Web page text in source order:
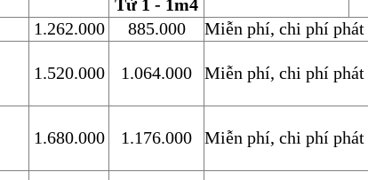
Từ 1 - 1m4
1.262.000 885.000
Miễn phí, chi phí
1.520.000 1.064.000 Miễn phí, chi phí
1.680.000 1.176.000 Miễn phí, chi phí